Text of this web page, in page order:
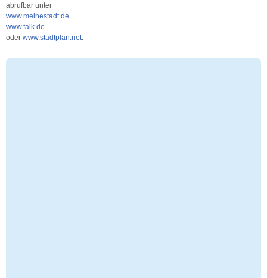
abrufbar unter
www.meinestadt.de
www.falk.de
oder www.stadtplan.net.